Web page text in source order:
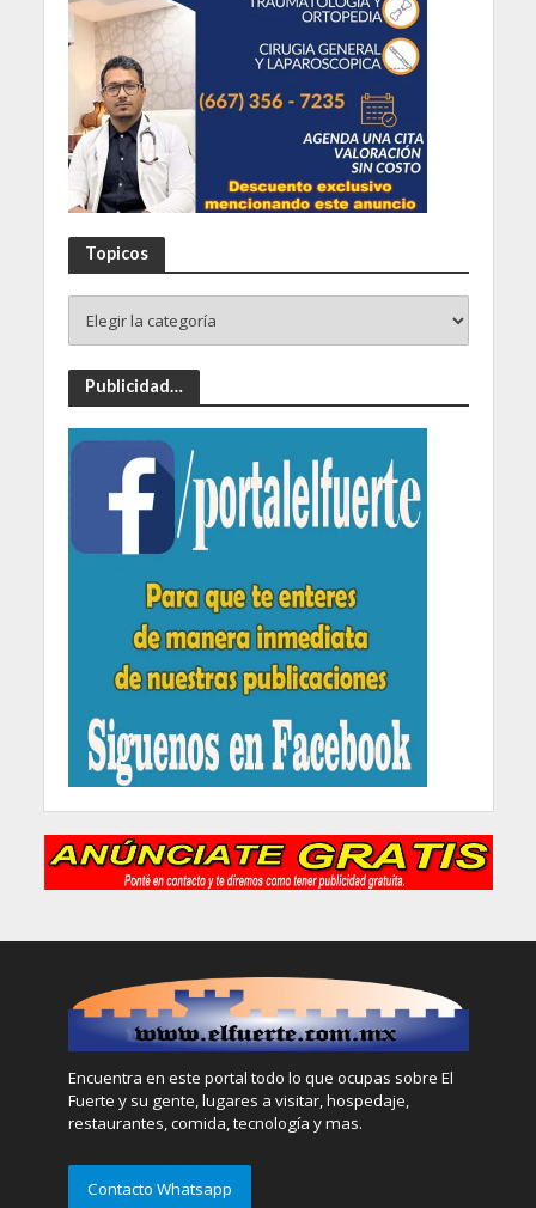
Topicos
Publicidad…
Encuentra en este portal todo lo que ocupas sobre El
Fuerte y su gente, lugares a visitar, hospedaje,
restaurantes, comida, tecnología y mas.
Contacto Whatsapp